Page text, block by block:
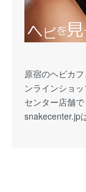
原宿のヘビカ
ンラインショ
センター店舗
snakecenter.jp